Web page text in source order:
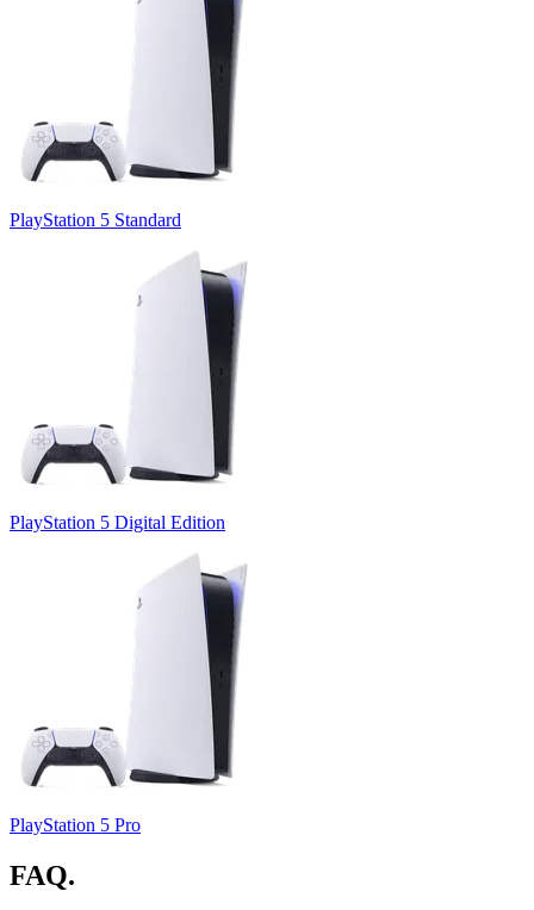
PlayStation 5 Standard
PlayStation 5 Digital Edition
PlayStation 5 Pro
FAQ.